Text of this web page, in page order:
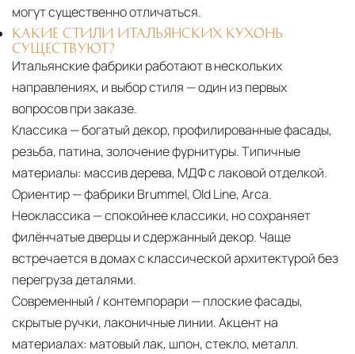
могут существенно отличаться.
КАКИЕ СТИЛИ ИТАЛЬЯНСКИХ КУХОНЬ
СУЩЕСТВУЮТ?
Итальянские фабрики работают в нескольких
направлениях, и выбор стиля — один из первых
вопросов при заказе.
Классика — богатый декор, профилированные фасады,
резьба, патина, золочение фурнитуры. Типичные
материалы: массив дерева, МДФ с лаковой отделкой.
Ориентир — фабрики Brummel, Old Line, Arca.
Неоклассика — спокойнее классики, но сохраняет
филёнчатые дверцы и сдержанный декор. Чаще
встречается в домах с классической архитектурой без
перегруза деталями.
Современный / контемпорари — плоские фасады,
скрытые ручки, лаконичные линии. Акцент на
материалах: матовый лак, шпон, стекло, металл.